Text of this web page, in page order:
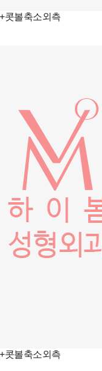
콧볼축소외측
콧볼축소외측